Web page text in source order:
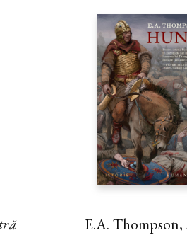
E.A. Thompson,